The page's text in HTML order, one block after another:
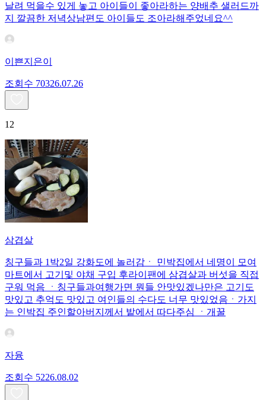
날려 먹을수 있게 놓고 아이들이 좋아라하는 양배추 샐러드까
지 깔끔한 저녁상남편도 아이들도 조아라해주었네요^^
이쁜지은이
조회수 70326.07.26
12
삼겹살
칭구들과 1박2일 강화도에 놀러감ㆍ 민박집에서 네명이 모여
마트에서 고기및 야채 구입 후라이팬에 삼겹살과 버섯을 직접
구워 먹음 ㆍ칭구들과여행가면 뭔들 안맛있겠나만은 고기도
맛있고 추억도 맛있고 여인들의 수다도 너무 맛있었음ㆍ가지
는 인박집 주인할아버지께서 밭에서 따다주심 ㆍ개꿀
자융
조회수 5226.08.02